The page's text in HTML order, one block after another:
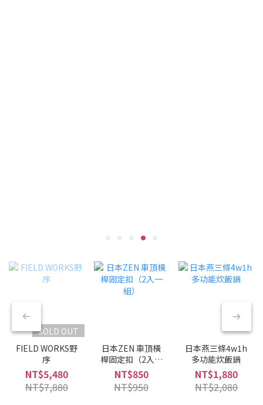
SOLD OUT
FIELD WORKS野
序
NT$5,480
NT$7,880
日本ZEN 車頂橫
桿固定扣（2入一
組）
NT$850
NT$950
日本燕三條4w1h
多功能炊飯鍋
NT$1,880
NT$2,080